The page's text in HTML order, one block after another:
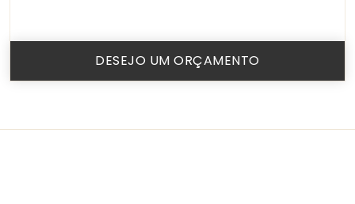
DESEJO UM ORÇAMENTO